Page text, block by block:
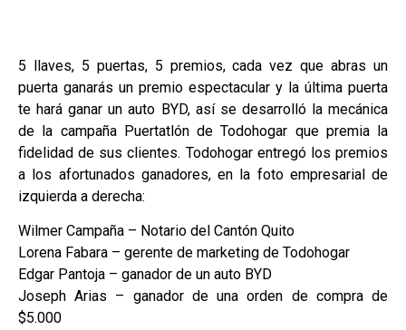
5 llaves, 5 puertas, 5 premios, cada vez que abras un
puerta ganarás un premio espectacular y la última puerta
te hará ganar un auto BYD, así se desarrolló la mecánica
de la campaña Puertatlón de Todohogar que premia la
fidelidad de sus clientes. Todohogar entregó los premios
a los afortunados ganadores, en la foto empresarial de
izquierda a derecha:
Wilmer Campaña – Notario del Cantón Quito
Lorena Fabara – gerente de marketing de Todohogar
Edgar Pantoja – ganador de un auto BYD
Joseph Arias – ganador de una orden de compra de
$5.000